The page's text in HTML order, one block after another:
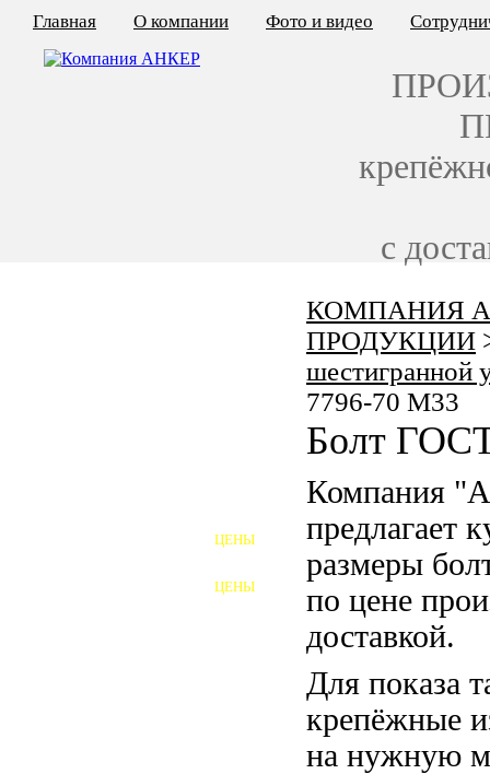
КОМПАНИЯ
ПРОДУКЦИИ
шестигранной
7796-70 M33
Болт
Компания
предлагает
размеры
по цене
доставкой.
Для показа
крепёжные
на нужную
ЦЕНЫ
ЦЕНЫ
ШАЙБЫ ФУНДАМЕНТНЫЕ
Главная О компании Фото и видео
с